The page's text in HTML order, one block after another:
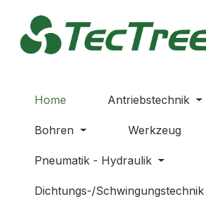
Hauptinhalt springen
Zur Suche springen
Zur Hauptnavigation springen
Home Antriebstechnik
Bohren Werkzeug
Pneumatik - Hydraulik
Dichtungs-/Schwingungstechnik